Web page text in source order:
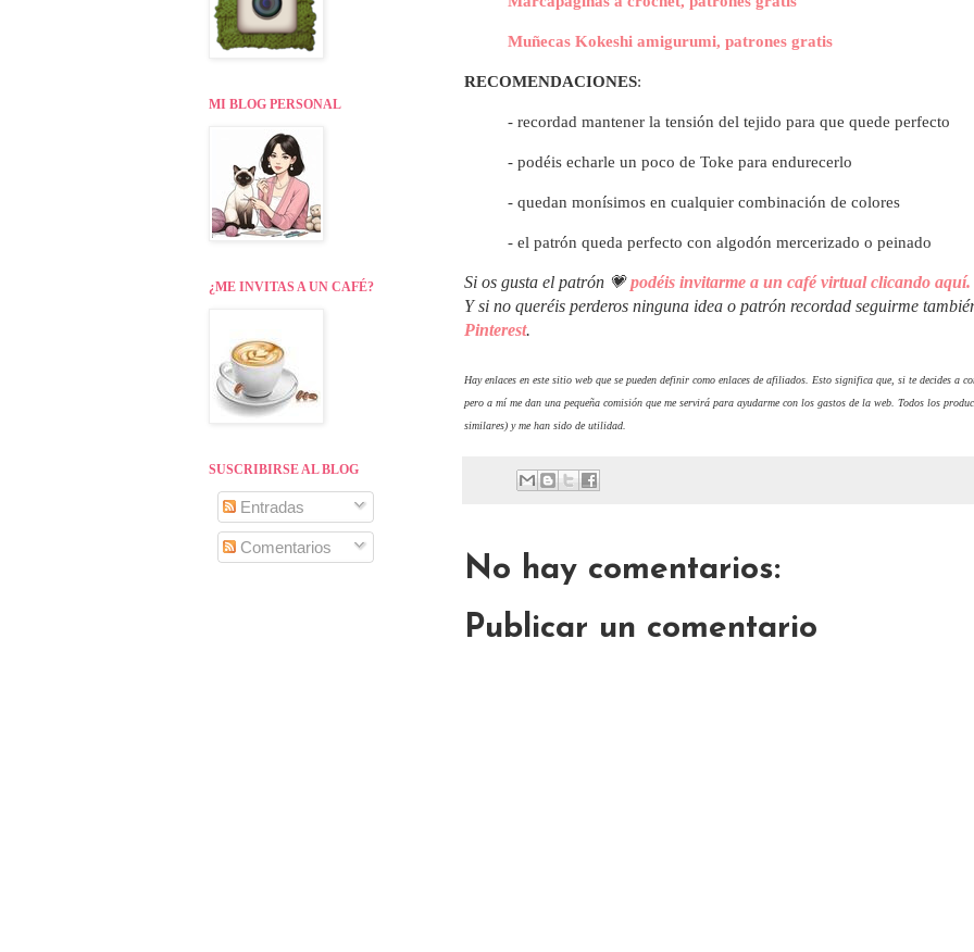
Muñecas Kokeshi amigurumi, patrones gratis
RECOMENDACIONES:
- recordad mantener la tensión del tejido para que quede perfecto
- podéis echarle un poco de Toke para endurecerlo
- quedan monísimos en cualquier combinación de colores
- el patrón queda perfecto con algodón mercerizado o peinado
Si os gusta el patrón 💗podéis invitarme a un café virtual clicando aquí.
Y si no queréis perderos ninguna idea o patrón recordad seguirme
Pinterest.
Hay enlaces en este sitio web que se pueden definir como enlaces de afiliados. Esto significa que, si te decides a
pero a mí me dan una pequeña comisión que me servirá para ayudarme con los gastos de la web. Todos los
similares) y me han sido de utilidad.
No hay comentarios:
Publicar un comentario
MI BLOG PERSONAL
¿ME INVITAS A UN CAFÉ?
SUSCRIBIRSE AL BLOG
Entradas
Comentarios